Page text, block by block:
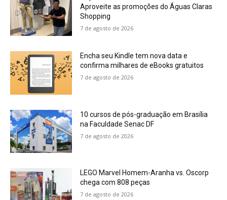
Aproveite as promoções do Águas Claras
Shopping
7 de agosto de 2026
Encha seu Kindle tem nova data e
confirma milhares de eBooks gratuitos
7 de agosto de 2026
10 cursos de pós-graduação em Brasília
na Faculdade Senac DF
7 de agosto de 2026
LEGO Marvel Homem-Aranha vs. Oscorp
chega com 808 peças
7 de agosto de 2026